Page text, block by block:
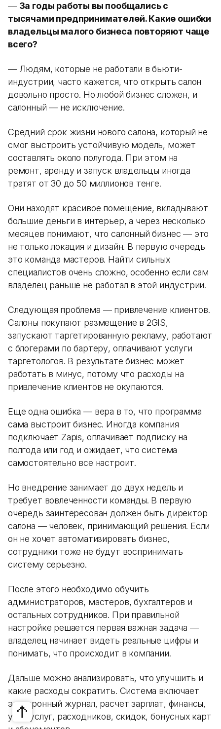
— За годы работы вы пообщались с
тысячами предпринимателей. Какие ошибки
владельцы малого бизнеса повторяют чаще
всего?
— Людям, которые не работали в бьюти-
индустрии, часто кажется, что открыть салон
довольно просто. Но любой бизнес сложен, и
салонный — не исключение.
Средний срок жизни нового салона, который не
смог выстроить устойчивую модель, может
составлять около полугода. При этом на
ремонт, аренду и запуск владельцы иногда
тратят от 30 до 50 миллионов тенге.
Они находят красивое помещение, вкладывают
большие деньги в интерьер, а через несколько
месяцев понимают, что салонный бизнес — это
не только локация и дизайн. В первую очередь
это команда мастеров. Найти сильных
специалистов очень сложно, особенно если сам
владелец раньше не работал в этой индустрии.
Следующая проблема — привлечение клиентов.
Салоны покупают размещение в 2GIS,
запускают таргетированную рекламу, работают
с блогерами по бартеру, оплачивают услуги
таргетологов. В результате бизнес может
работать в минус, потому что расходы на
привлечение клиентов не окупаются.
Еще одна ошибка — вера в то, что программа
сама выстроит бизнес. Иногда компания
подключает Zapis, оплачивает подписку на
полгода или год и ожидает, что система
самостоятельно все настроит.
Но внедрение занимает до двух недель и
требует вовлеченности команды. В первую
очередь заинтересован должен быть директор
салона — человек, принимающий решения. Если
он не хочет автоматизировать бизнес,
сотрудники тоже не будут воспринимать
систему серьезно.
После этого необходимо обучить
администраторов, мастеров, бухгалтеров и
остальных сотрудников. При правильной
настройке решается первая важная задача —
владелец начинает видеть реальные цифры и
понимать, что происходит в компании.
Дальше можно анализировать, что улучшить и
какие расходы сократить. Система включает
электронный журнал, расчет зарплат, финансы,
учет услуг, расходников, скидок, бонусных карт